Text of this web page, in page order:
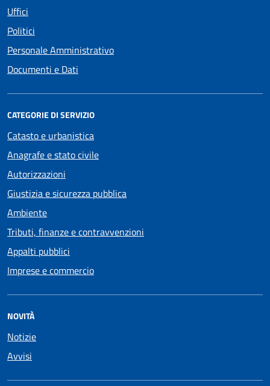
Uffici
Politici
Personale Amministrativo
Documenti e Dati
CATEGORIE DI SERVIZIO
Catasto e urbanistica
Anagrafe e stato civile
Autorizzazioni
Giustizia e sicurezza pubblica
Ambiente
Tributi, finanze e contravvenzioni
Appalti pubblici
Imprese e commercio
NOVITÀ
Notizie
Avvisi